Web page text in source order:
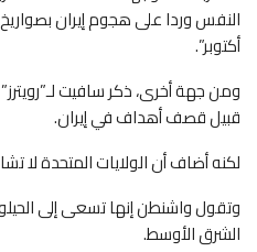
النفس وردا على هجوم إيران
أكتوبر”.
ومن جهة أخرى، ذكر سافيت
قبيل قصف أهداف في إيران.
لكنه أضاف أن الولايات المتحدة لا
وتقول واشنطن إنها تسعى إلى
الشرق الأوسط.